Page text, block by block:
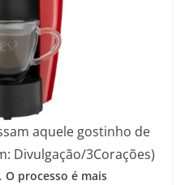
aquele gostinho de
Divulgação/3Corações)
O processo é mais